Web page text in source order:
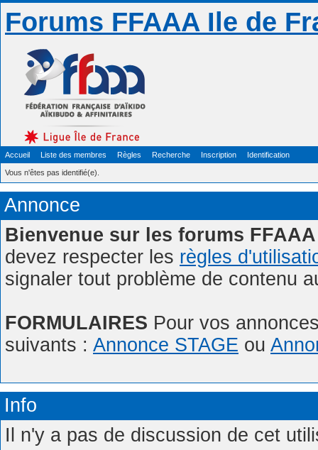
Forums FFAAA Ile de
Accueil Liste des membres Règles Recherche Inscription Identification
Vous n'êtes pas identifié(e).
Annonce
Bienvenue sur les forums FFAAA
devez respecter les règles
signaler tout problème de contenu
FORMULAIRES Pour vos
suivants : Annonce STAGE ou
Info
Il n'y a pas de discussion de cet